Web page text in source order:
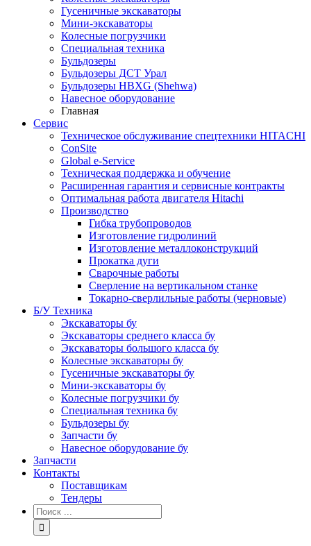
Гусеничные экскаваторы
Мини-экскаваторы
Колесные погрузчики
Специальная техника
Бульдозеры
Бульдозеры ДСТ Урал
Бульдозеры HBXG (Shehwa)
Навесное оборудование
Главная
Сервис
Техническое обслуживание спецтехники HITACHI
ConSite
Global e-Service
Техническая поддержка и обучение
Расширенная гарантия и сервисные контракты
Оптимальная работа двигателя Hitachi
Производство
Гибка трубопроводов
Изготовление гидролиний
Изготовление металлоконструкций
Прокатка дуги
Сварочные работы
Сверление на вертикальном станке
Токарно-сверлильные работы (черновые)
Б/У Техника
Экскаваторы бу
Экскаваторы среднего класса бу
Экскаваторы большого класса бу
Колесные экскаваторы бу
Гусеничные экскаваторы бу
Мини-экскаваторы бу
Колесные погрузчики бу
Специальная техника бу
Бульдозеры бу
Запчасти бу
Навесное оборудование бу
Запчасти
Контакты
Поставщикам
Тендеры
Результат
поиска: